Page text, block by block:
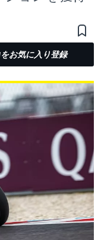
をお気に入り登録